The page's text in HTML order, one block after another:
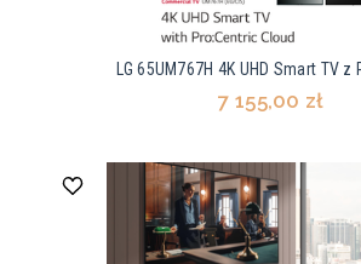
LG 65UM767H 4K UHD Smart TV z
7 155,00 zł